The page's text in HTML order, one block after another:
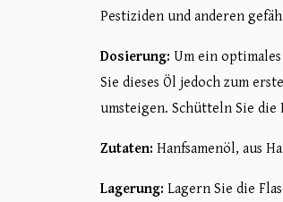
Pestiziden und anderen
Dosierung: Um ein
Sie dieses Öl jedoch zum
umsteigen. Schütteln Sie die
Zutaten: Hanfsamenöl, aus
Lagerung: Lagern Sie die